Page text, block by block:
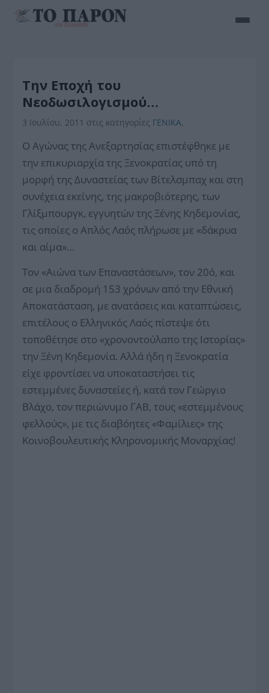
Την Εποχή του
Νεοδωσιλογισμού…
3 Ιουλίου, 2011 στις κατηγορίες ΓΕΝΙΚΑ,
Ο Αγώνας της Ανεξαρτησίας επιστέφθηκε με
την επικυριαρχία της Ξενοκρατίας υπό τη
μορφή της Δυναστείας των Βίτελσμπαχ και στη
συνέχεια εκείνης, της μακροβιότερης, των
Γλίξμπουργκ, εγγυητών της Ξένης Κηδεμονίας,
τις οποίες ο Απλός Λαός πλήρωσε με «δάκρυα
και αίμα»…
Τον «Αιώνα των Επαναστάσεων», τον 20ό, και
σε μια διαδρομή 153 χρόνων από την Εθνική
Αποκατάσταση, με ανατάσεις και καταπτώσεις,
επιτέλους ο Ελληνικός Λαός πίστεψε ότι
τοποθέτησε στο «χρονοντούλαπο της Ιστορίας»
την Ξένη Κηδεμονία. Αλλά ήδη η Ξενοκρατία
είχε φροντίσει να υποκαταστήσει τις
εστεμμένες δυναστείες ή, κατά τον Γεώργιο
Βλάχο, τον περιώνυμο ΓΑΒ, τους «εστεμμένους
φελλούς», με τις διαβόητες «Φαμίλιες» της
Κοινοβουλευτικής Κληρονομικής Μοναρχίας!